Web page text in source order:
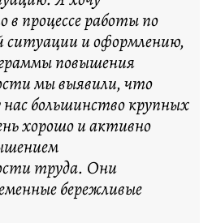
в процессе работы по
ситуации и оформлению,
повышения
мы выявили, что
большинство крупных
хорошо и активно
труда. Они
бережливые